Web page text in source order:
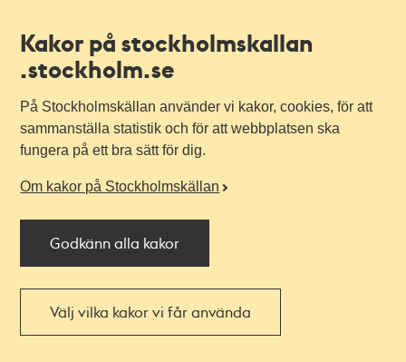
Kakor på stockholmskallan
.stockholm.se
På Stockholmskällan använder vi kakor, cookies, för att
sammanställa statistik och för att webbplatsen ska
fungera på ett bra sätt för dig.
Om kakor på Stockholmskällan
Godkänn alla kakor
Välj vilka kakor vi får använda